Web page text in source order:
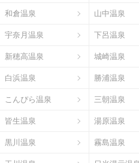
和倉温泉 山中温泉
宇奈月温泉 下呂温泉
新穂高温泉 城崎温泉
白浜温泉 勝浦温泉
こんぴら温泉 三朝温泉
皆生温泉 湯原温泉
黒川温泉 霧島温泉